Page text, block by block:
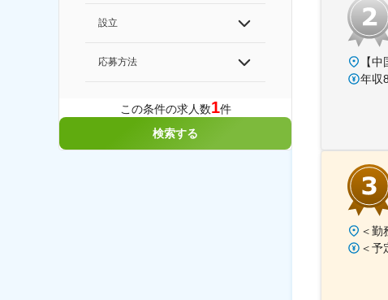
設立
応募方法
この条件の求人数1件
検索する